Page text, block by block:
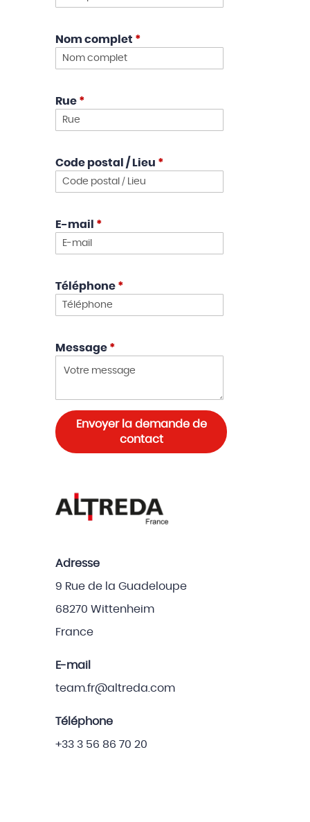
Nom complet *
Rue *
Code postal / Lieu *
E-mail *
Téléphone *
Message *
Envoyer la demande de
contact
Adresse
9 Rue de la Guadeloupe
68270 Wittenheim
France
E-mail
team.fr@altreda.com
Téléphone
+33 3 56 86 70 20